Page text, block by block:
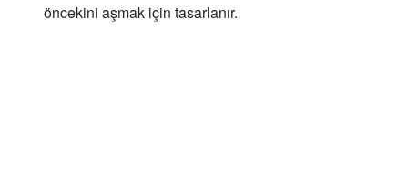
öncekini aşmak için tasarlanır.